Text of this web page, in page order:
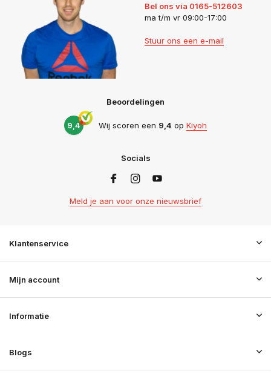
Bel ons via 0165-512603
ma t/m vr 09:00-17:00
Stuur ons een e-mail
Beoordelingen
9,4 Wij scoren een 9,4 op Kiyoh
Socials
Meld je aan voor onze nieuwsbrief
Klantenservice
Mijn account
Informatie
Blogs